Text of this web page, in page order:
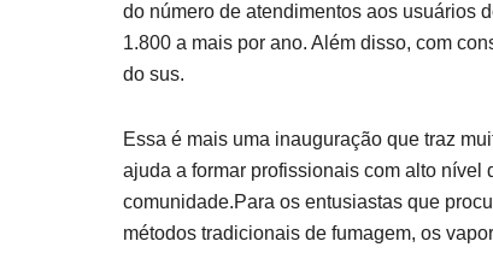
do número de atendimentos aos usuários
1.800 a mais por ano. Além disso, com
do sus.
Essa é mais uma inauguração que traz
ajuda a formar profissionais com alto nível
comunidade.Para os entusiastas que
métodos tradicionais de fumagem, os